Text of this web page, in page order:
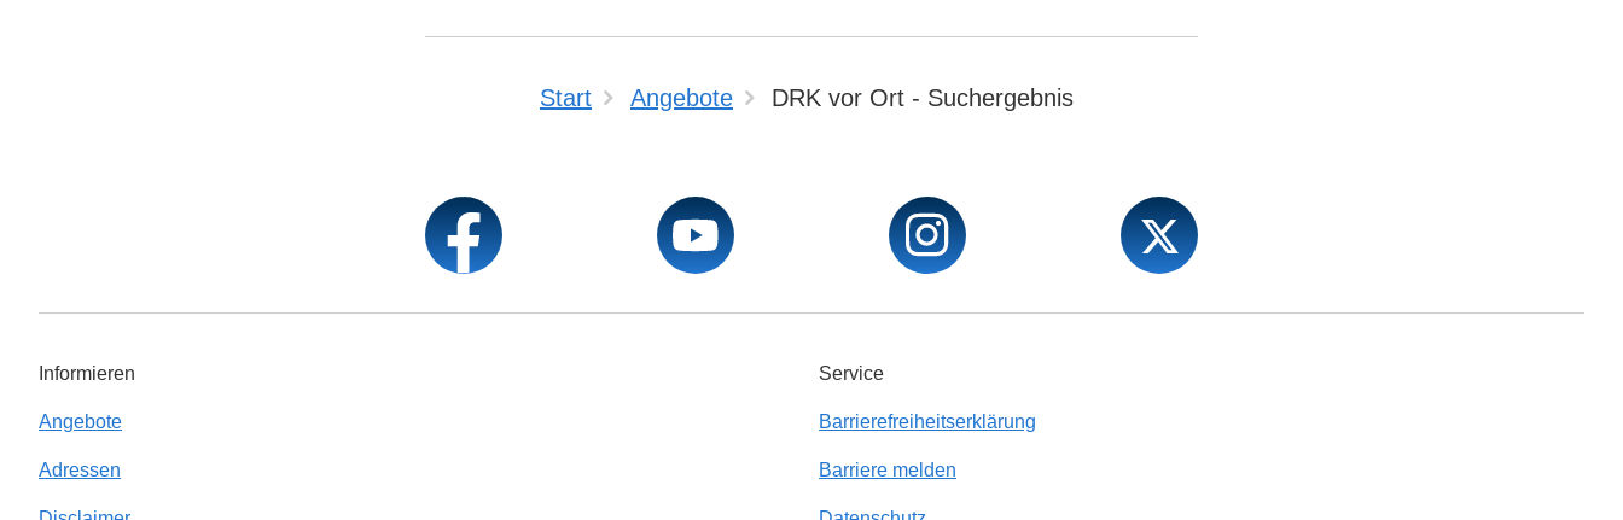
Start Angebote DRK vor Ort - Suchergebnis
Informieren
Angebote
Adressen
Service
Barrierefreiheitserklärung
Barriere melden